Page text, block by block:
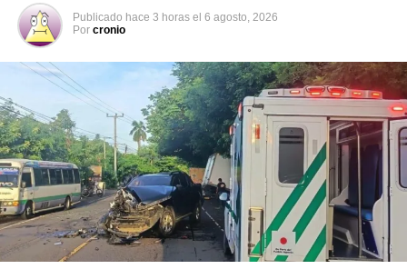
Comparte esto:
Me gusta esto:
Publicado hace 3 horas el 6 agosto, 2026
Por cronio